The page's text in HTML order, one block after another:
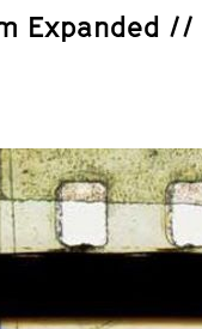
Expanded